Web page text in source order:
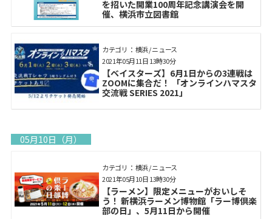
を招いた開業100周年記念講演会を開
催、横浜市立図書館
カテゴリ： 横浜 / ニュース
【ベイスターズ】6月1日からの3連戦は
ZOOMに集合だ！ 「オンラインハマスタ
交流戦 SERIES 2021」
2021年05月11日 13時30分
05月10日（月）
カテゴリ： 横浜 / ニュース
【ラーメン】限定メニューがおいしそ
う！ 新横浜ラーメン博物館「ラー博倶楽
部の日」、5月11日から開催
2021年05月10日 13時30分